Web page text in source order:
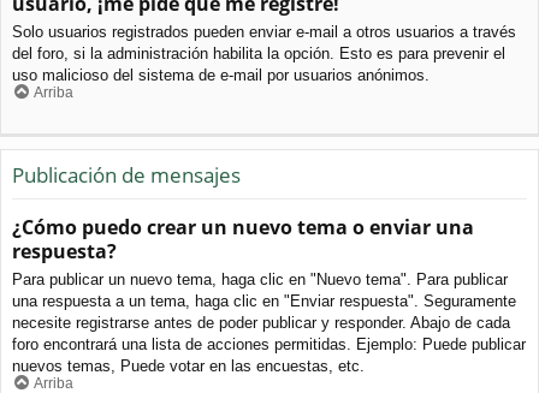
Solo usuarios registrados pueden enviar e-mail a otros usuarios a través
del foro, si la administración habilita la opción. Esto es para prevenir el
uso malicioso del sistema de e-mail por usuarios anónimos.
Arriba
Publicación de mensajes
¿Cómo puedo crear un nuevo tema o enviar una
respuesta?
Para publicar un nuevo tema, haga clic en "Nuevo tema". Para publicar
una respuesta a un tema, haga clic en "Enviar respuesta". Seguramente
necesite registrarse antes de poder publicar y responder. Abajo de cada
foro encontrará una lista de acciones permitidas. Ejemplo: Puede publicar
nuevos temas, Puede votar en las encuestas, etc.
Arriba